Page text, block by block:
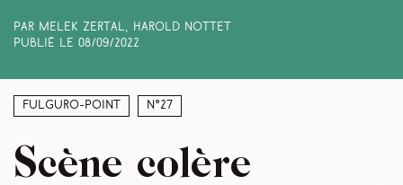
Par Melek Zertal, Harold Nottet
Publié le 08/09/2022
Fulguro-Point N°27
Scène colère